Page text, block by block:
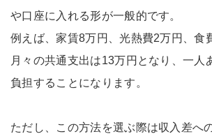
や口座に入れる形が一般的です。
例えば、家賃8万円、光熱費2万円、食
月々の共通支出は13万円となり、一人
負担することになります。
ただし、この方法を選ぶ際は収入差へ